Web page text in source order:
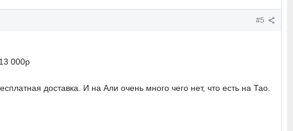
#5
000р
доставка. И на Али очень много чего нет, что есть на Тао.